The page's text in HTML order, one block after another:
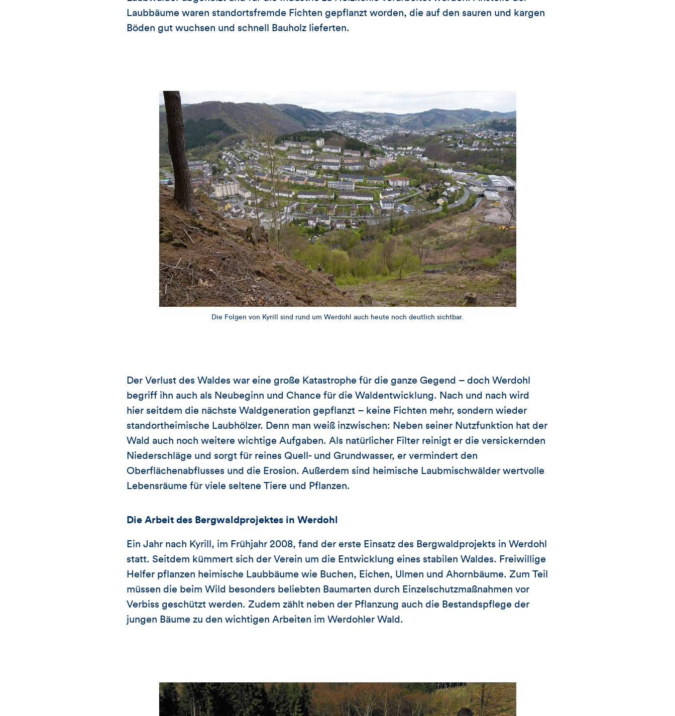
Laubbäume waren standortsfremde Fichten gepflanzt worden, die auf den sauren und kargen
Böden gut wuchsen und schnell Bauholz lieferten.
Die Folgen von Kyrill sind rund um Werdohl auch heute noch deutlich sichtbar.
Der Verlust des Waldes war eine große Katastrophe für die ganze Gegend – doch Werdohl
begriff ihn auch als Neubeginn und Chance für die Waldentwicklung. Nach und nach wird
hier seitdem die nächste Waldgeneration gepflanzt – keine Fichten mehr, sondern wieder
standortheimische Laubhölzer. Denn man weiß inzwischen: Neben seiner Nutzfunktion hat der
Wald auch noch weitere wichtige Aufgaben. Als natürlicher Filter reinigt er die versickernden
Niederschläge und sorgt für reines Quell- und Grundwasser, er vermindert den
Oberflächenabflusses und die Erosion. Außerdem sind heimische Laubmischwälder wertvolle
Lebensräume für viele seltene Tiere und Pflanzen.
Die Arbeit des Bergwaldprojektes in Werdohl
Ein Jahr nach Kyrill, im Frühjahr 2008, fand der erste Einsatz des Bergwaldprojekts in Werdohl
statt. Seitdem kümmert sich der Verein um die Entwicklung eines stabilen Waldes. Freiwillige
Helfer pflanzen heimische Laubbäume wie Buchen, Eichen, Ulmen und Ahornbäume. Zum Teil
müssen die beim Wild besonders beliebten Baumarten durch Einzelschutzmaßnahmen vor
Verbiss geschützt werden. Zudem zählt neben der Pflanzung auch die Bestandspflege der
jungen Bäume zu den wichtigen Arbeiten im Werdohler Wald.